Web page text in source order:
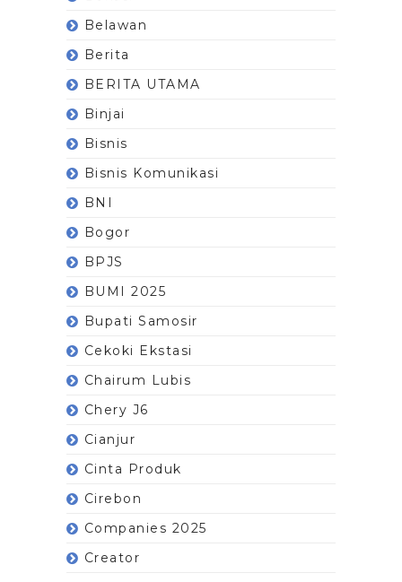
Belawan
Berita
BERITA UTAMA
Binjai
Bisnis
Bisnis Komunikasi
BNI
Bogor
BPJS
BUMI 2025
Bupati Samosir
Cekoki Ekstasi
Chairum Lubis
Chery J6
Cianjur
Cinta Produk
Cirebon
Companies 2025
Creator